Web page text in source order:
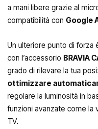
a mani libere grazie al
compatibilità con Google
Un ulteriore punto di forza
con l’accessorio BRAVIA
grado di rilevare la tua
ottimizzare
regolare la luminosità in
funzioni avanzate come la
TV.